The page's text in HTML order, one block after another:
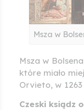
Msza w
Msza w
które miało
Orvieto, w 1263
Czeski ksiądz